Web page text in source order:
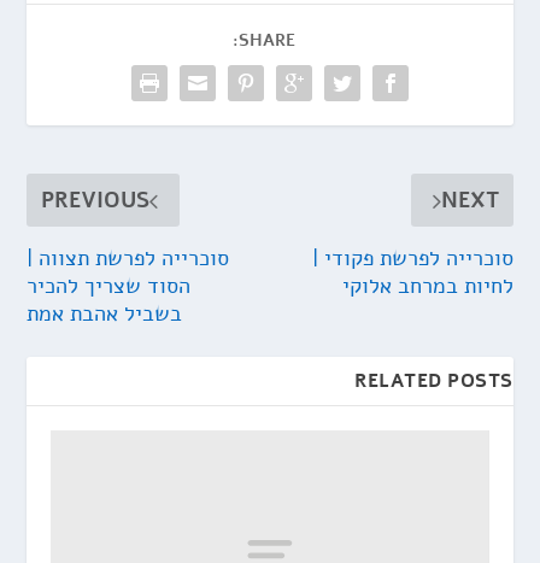
SHARE:
PREVIOUS
סוכרייה לפרשת תצווה |
הסוד שצריך להכיר
בשביל אהבת אמת
NEXT
סוכרייה לפרשת פקודי |
לחיות במרחב אלוקי
RELATED POSTS